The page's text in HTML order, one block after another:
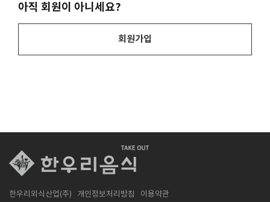
아직 회원이 아니세요?
회원가입
한우리외식산업(주) 개인정보처리방침 이용약관